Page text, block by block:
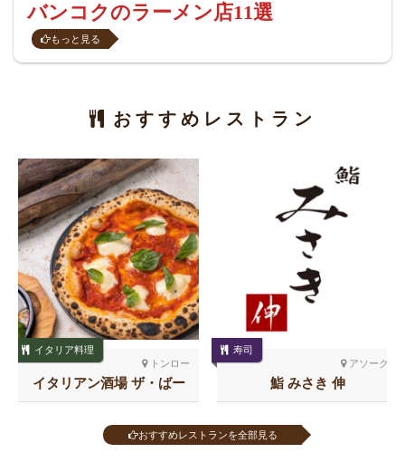
バンコクのラーメン店11選
もっと見る
おすすめレストラン
トンロー
イタリア料理
イタリアン酒場 ザ・ばー
る トンロー
アソーク
寿司
鮨 みさき 伸
おすすめレストランを全部見る